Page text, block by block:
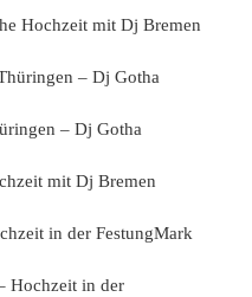
Hochzeit mit Dj Bremen
– Dj Gotha
– Dj Gotha
mit Dj Bremen
in der FestungMark
Hochzeit in der